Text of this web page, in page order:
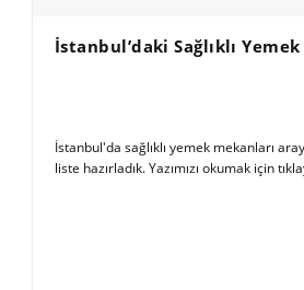
İstanbul’daki Sağlıklı
İstanbul'da sağlıklı yemek mekanları
liste hazırladık. Yazımızı okumak için